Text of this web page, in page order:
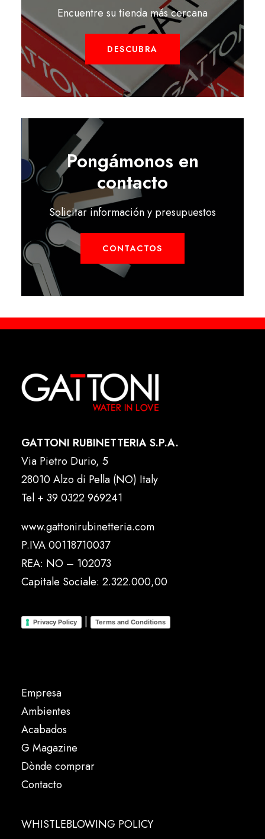
Encuentre su tienda más cercana
DESCUBRA
Pongámonos en
contacto
Solicitar información y presupuestos
CONTACTOS
GATTONI RUBINETTERIA S.P.A.
Via Pietro Durio, 5
28010 Alzo di Pella (NO) Italy
Tel + 39 0322 969241
www.gattonirubinetteria.com
P.IVA 00118710037
REA: NO – 102073
Capitale Sociale: 2.322.000,00
Privacy Policy | Terms and Conditions
Empresa
Ambientes
Acabados
G Magazine
Dònde comprar
Contacto
WHISTLEBLOWING POLICY